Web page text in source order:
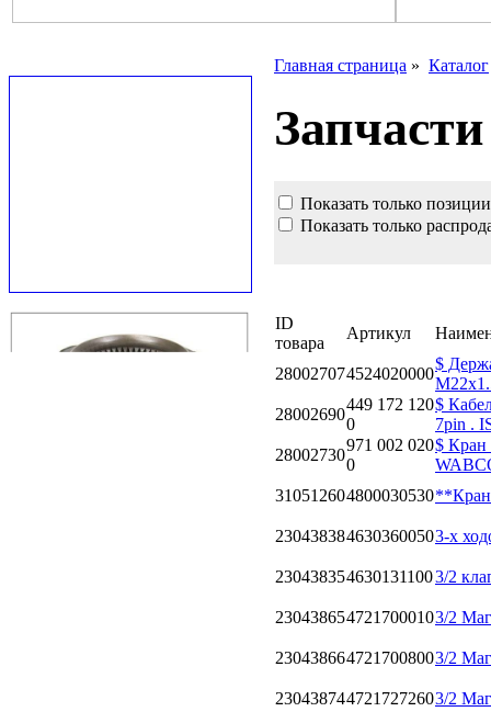
Главная страница » Каталог
Показать только
Показать только
ID
товара
Артикул
280027074524020000
$
28002690
449 172 120
0
$
7pin .
28002730
971 002 020
0
$ Кран
310512604800030530**Кран
2304383846303600503-х
2304383546301311003/2
2304386547217000103/2
2304386647217008003/2
2304387447217272603/2